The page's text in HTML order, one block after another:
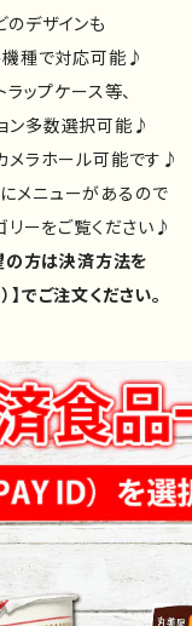
のデザインも
種で対応可能♪
ップケース等、
ン多数選択可能♪
ラホール可能です♪
メニューがあるので
リーをご覧ください♪
の方は決済方法を
でご注文ください。